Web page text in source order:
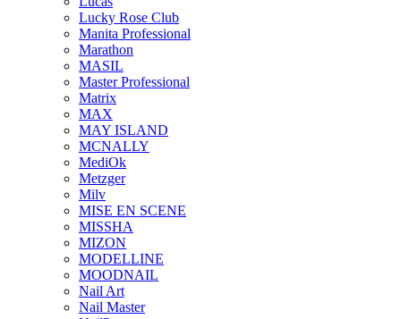
Lucky Rose Club
Manita Professional
Marathon
MASIL
Master Professional
Matrix
MAX
MAY ISLAND
MCNALLY
MediOk
Metzger
Milv
MISE EN SCENE
MISSHA
MIZON
MODELLINE
MOODNAIL
Nail Art
Nail Master